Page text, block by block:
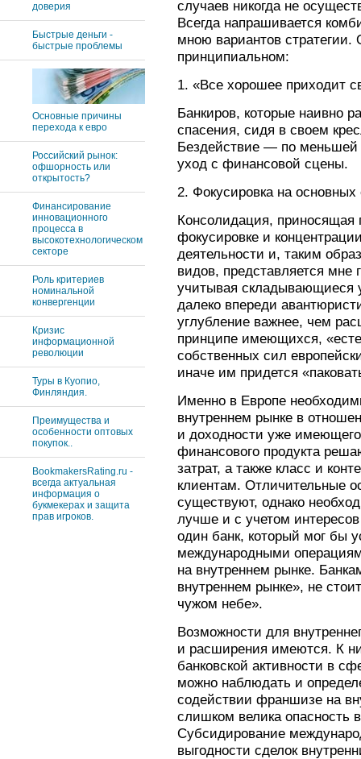
доверия
Быстрые деньги -
быстрые проблемы
Основные причины
перехода к евро
Российский рынок:
офшорность или
открытость?
Финансирование
инновационного
процесса в
высокотехнологическом
секторе
Роль критериев
номинальной
конвергенции
Кризис
информационной
революции
Туры в Куопио,
Финляндия.
Преимущества и
особенности оптовых
покупок..
BookmakersRating.ru -
всегда актуальная
информация о
букмекерах и защита
прав игроков.
случаев никогда не
Всегда напрашивается
мною вариантов стратегии.
принципиальном:
1. «Все хорошее приходит
Банкиров, которые наивно
спасения, сидя в своем
Бездействие — по меньшей
уход с финансовой сцены.
2. Фокусировка на
Консолидация, приносящая
фокусировке и
деятельности и, таким
видов, представляется мне
учитывая складывающиеся
далеко впереди
углубление важнее, чем
принципе имеющихся,
собственных сил
иначе им придется
Именно в Европе
внутреннем рынке в
и доходности уже
финансового продукта
затрат, а также класс и
клиентам. Отличительные
существуют, однако
лучше и с учетом
один банк, который мог бы
международными
на внутреннем рынке.
внутреннем рынке», не
чужом небе».
Возможности для
и расширения имеются. К
банковской активности в
можно наблюдать и
содействии франшизе на
слишком велика опасность
Субсидирование
выгодности сделок